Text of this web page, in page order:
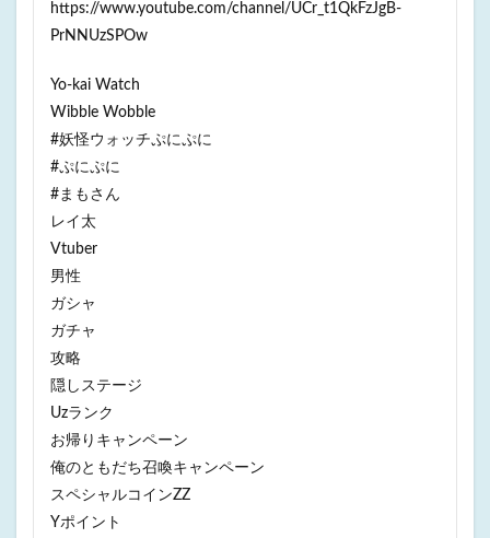
https://www.youtube.com/channel/UCr_t1QkFzJgB-
PrNNUzSPOw
Yo-kai Watch
Wibble Wobble
#妖怪ウォッチぷにぷに
#ぷにぷに
#まもさん
レイ太
Vtuber
男性
ガシャ
ガチャ
攻略
隠しステージ
Uzランク
お帰りキャンペーン
俺のともだち召喚キャンペーン
スペシャルコインZZ
Yポイント